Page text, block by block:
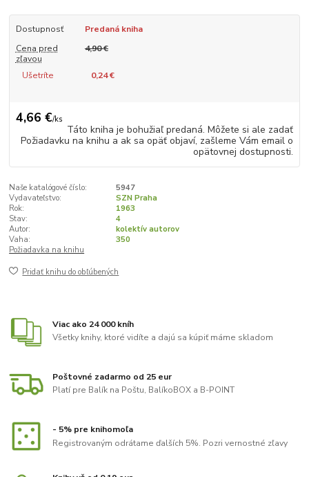
Dostupnosť
Predaná kniha
Cena pred
zľavou
4,90 €
Ušetríte 0,24 €
4,66 €/ks
Táto kniha je bohužiaľ predaná. Môžete si ale zadať
Požiadavku na knihu a ak sa opäť objaví, zašleme Vám email o
opätovnej dostupnosti.
Naše katalógové číslo:
5947
Vydavateľstvo:
SZN Praha
Rok:
1963
Stav:
4
Autor:
kolektív autorov
Vaha:
350
Požiadavka na knihu
Pridať knihu do obľúbených
Viac ako 24 000 kníh
Všetky knihy, ktoré vidíte a dajú sa kúpiť máme skladom
Poštovné zadarmo od 25 eur
Platí pre Balík na Poštu, BalíkoBOX a B-POINT
- 5% pre knihomoľa
Registrovaným odrátame ďalších 5%. Pozri vernostné zľavy